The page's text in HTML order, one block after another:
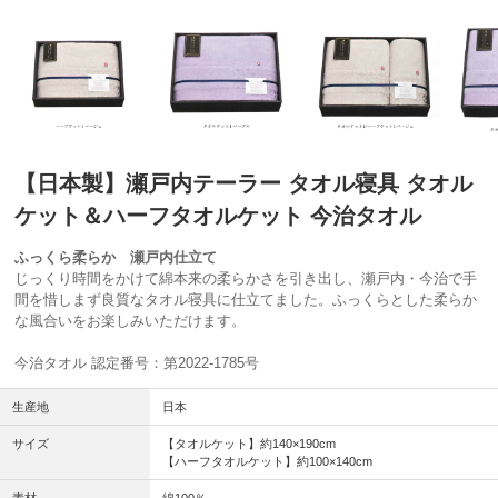
【日本製】瀬戸内テーラー タオル寝具 タオル
ケット＆ハーフタオルケット 今治タオル
ふっくら柔らか 瀬戸内仕立て
じっくり時間をかけて綿本来の柔らかさを引き出し、瀬戸内・今治で手
間を惜しまず良質なタオル寝具に仕立てました。ふっくらとした柔らか
な風合いをお楽しみいただけます。
今治タオル 認定番号：第2022-1785号
生産地 日本
サイズ
【タオルケット】約140×190cm
【ハーフタオルケット】約100×140cm